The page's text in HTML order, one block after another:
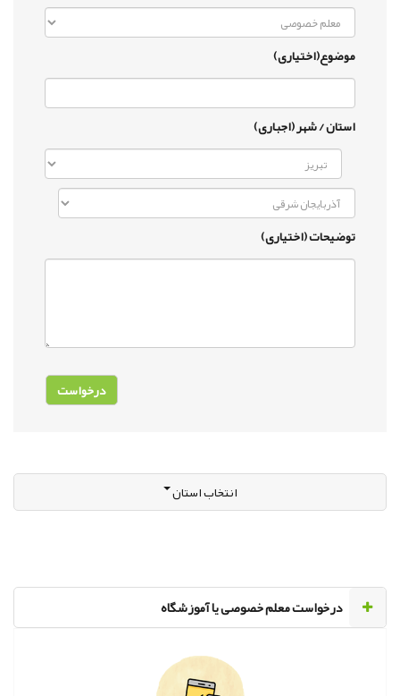
موضوع(اختیاری)
استان / شهر (اجباری)
توضیحات (اختیاری)
انتخاب استان
‌درخواست معلم خصوصی یا آموزشگاه